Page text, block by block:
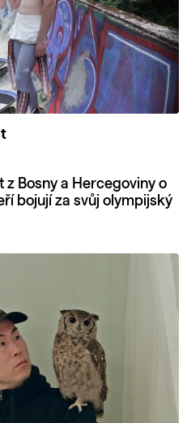
Bosny a Hercegoviny o
bojují za svůj olympijský